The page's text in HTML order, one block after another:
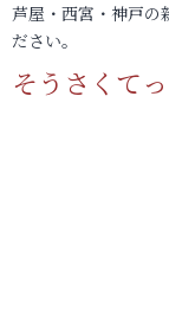
芦屋・西宮・神戸の
ださい。
そうさくて